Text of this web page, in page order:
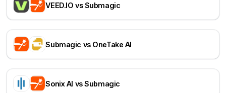
VEED.IO vs Submagic
Submagic vs OneTake AI
Sonix AI vs Submagic